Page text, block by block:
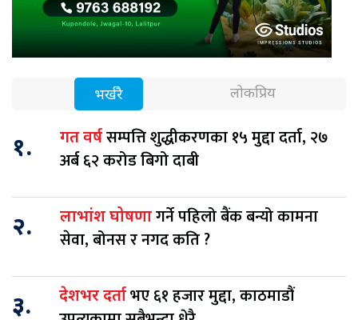
भर्खरै लोकप्रिय
१. गत वर्षसम्पत्ति शुद्धीकरणका १५ मुद्दा दर्ता, २७
अर्ब ६२ करोड बिगो दाबी
२. लाभांश घोषणागर्ने पहिलो बैंक बन्यो कामना
सेवा, बोनस र नगद कति ?
३. देशभर दर्ताभए ६१ हजार मुद्दा, काठमाडौं